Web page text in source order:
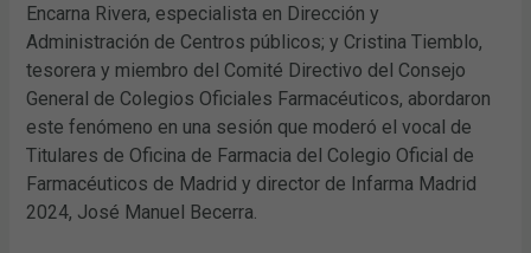
Encarna Rivera, especialista en Dirección y
Administración de Centros públicos; y Cristina Tiemblo,
tesorera y miembro del Comité Directivo del Consejo
General de Colegios Oficiales Farmacéuticos, abordaron
este fenómeno en una sesión que moderó el vocal de
Titulares de Oficina de Farmacia del Colegio Oficial de
Farmacéuticos de Madrid y director de Infarma Madrid
2024, José Manuel Becerra.